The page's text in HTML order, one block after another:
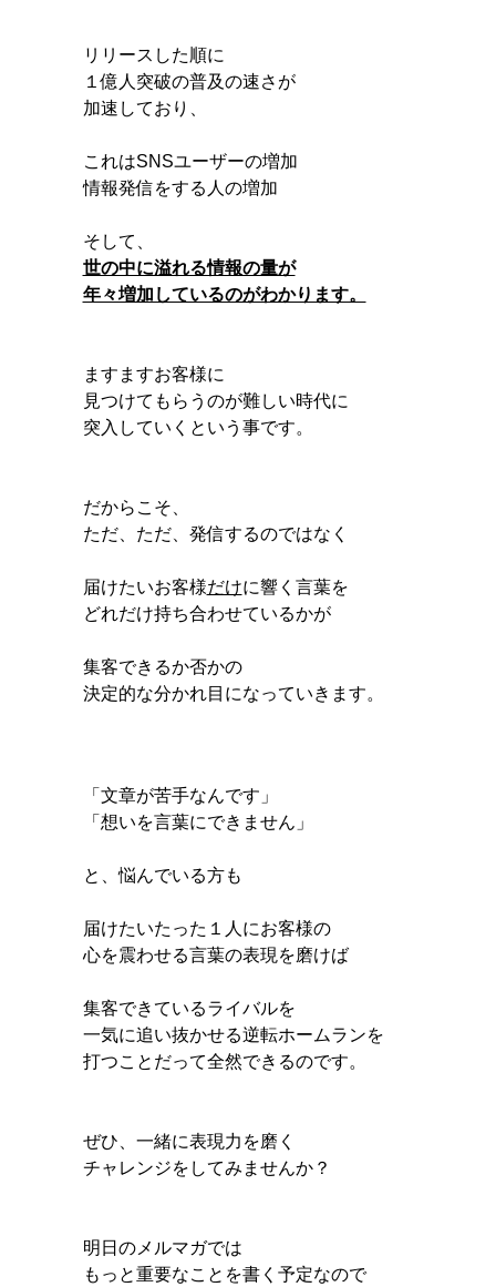
リリースした順に
１億人突破の普及の速さが
加速しており、
これはSNSユーザーの増加
情報発信をする人の増加
そして、
世の中に溢れる情報の量が
年々増加しているのがわかります。
ますますお客様に
見つけてもらうのが難しい時代に
突入していくという事です。
だからこそ、
ただ、ただ、発信するのではなく
届けたいお客様だけに響く言葉を
どれだけ持ち合わせているかが
集客できるか否かの
決定的な分かれ目になっていきます。
「文章が苦手なんです」
「想いを言葉にできません」
と、悩んでいる方も
届けたいたった１人にお客様の
心を震わせる言葉の表現を磨けば
集客できているライバルを
一気に追い抜かせる逆転ホームランを
打つことだって全然できるのです。
ぜひ、一緒に表現力を磨く
チャレンジをしてみませんか？
明日のメルマガでは
もっと重要なことを書く予定なので